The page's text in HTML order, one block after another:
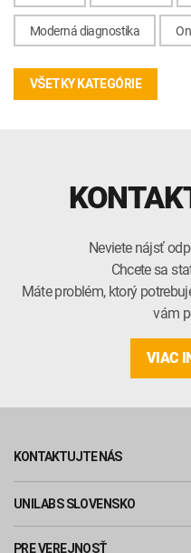
Moderná diagnostika
VŠETKY KATEGÓRIE
Neviete nájsť
Chcete sa
Máte problém, ktorý
vám
VIAC
KONTAKTUJTE NÁS
UNILABS SLOVENSKO
PRE VEREJNOSŤ